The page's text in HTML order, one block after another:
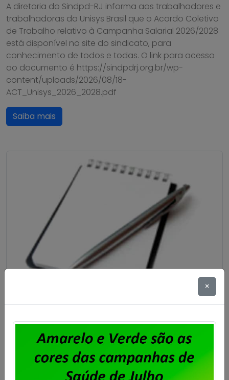
A diretoria do Sindpd-RJ informa aos trabalhadores e
trabalhadoras da Unisys Brasil que o Acordo Coletivo
de Trabalho relativo à Campanha Salarial 2026/2028
está disponível no site do sindicato, para
conhecimento de todos e todas. O link para acesso
ao documento é https://sindpdrj.org.br/wp-
content/uploads/2026/08/18-
ACT_Unisys_2026_2028.pdf
Saiba mais
Unisys Brasil – Sindicato abre prazo
para apresentação de cartas de
oposição ao desconto para
fortalecimento sindical
×